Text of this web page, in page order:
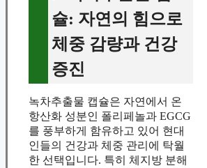
슐: 자연의 힘으로
체중 감량과 건강
증진
녹차추출물 캡슐은 자연에서 온
항산화 성분인 폴리페놀과 EGCG
를 풍부하게 함유하고 있어 현대
인들의 건강과 체중 관리에 탁월
한 선택입니다. 특히 체지방 분해